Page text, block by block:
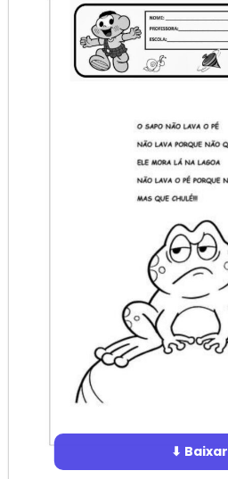
⬇ Baixar